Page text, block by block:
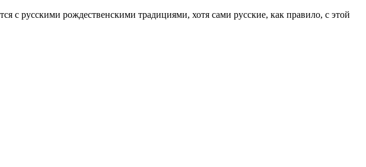
с русскими рождественскими традициями, хотя сами русские, как правило, с этой